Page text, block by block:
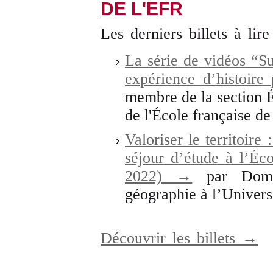
DE L'EFR
Les derniers billets à
La série de vidéos
expérience
membre de la section
de l'École française
Valoriser le territoire
séjour d’étude à
2022) →
par
géographie à
Découvrir les billets →